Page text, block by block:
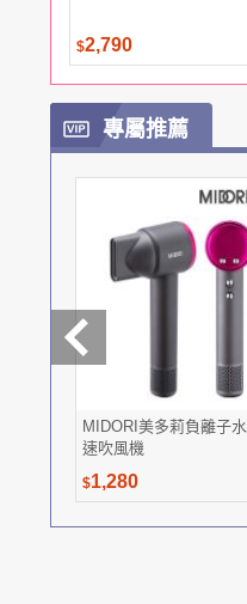
$2,790
專屬推薦
MIDORI美多莉負離子
速吹風機
$1,280